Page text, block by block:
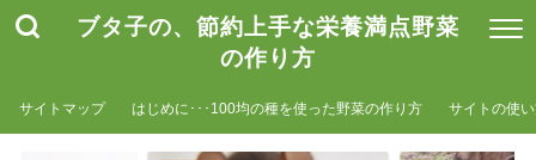
ブタ子の、節約上手な栄養満点野菜
の作り方
サイトマップ はじめに･･･100均の種を使った野菜の作り方 サイトの使